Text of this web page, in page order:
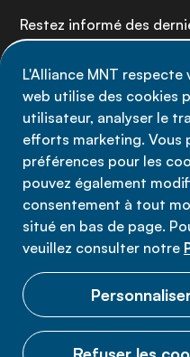
L'Alliance MNT
web utilise des cookies
utilisateur, analyser le
efforts marketing. Vous
préférences pour les
pouvez également
consentement à tout
situé en bas de page.
veuillez consulter notre
Restez informé des
Inscrivez-vous
Politique